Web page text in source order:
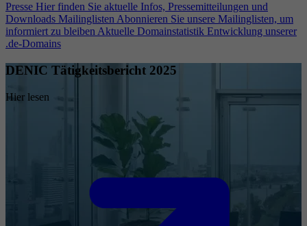
Presse Hier finden Sie aktuelle Infos, Pressemitteilungen und
Downloads Mailinglisten Abonnieren Sie unsere Mailinglisten, um
informiert zu bleiben Aktuelle Domainstatistik Entwicklung unserer
.de-Domains
DENIC Tätigkeitsbericht 2025
Hier lesen